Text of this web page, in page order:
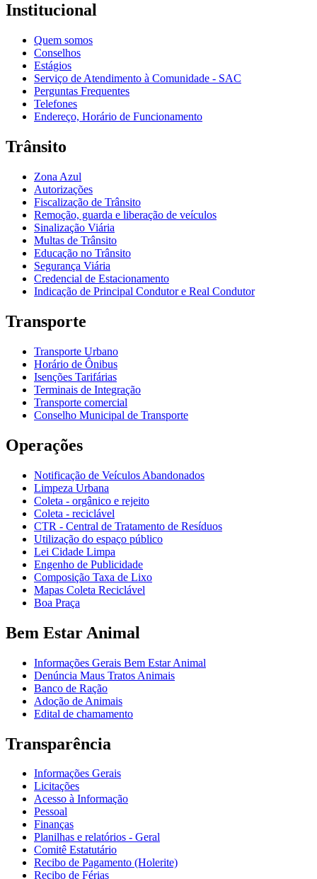
Institucional
Quem somos
Conselhos
Estágios
Serviço de Atendimento à Comunidade - SAC
Perguntas Frequentes
Telefones
Endereço, Horário de Funcionamento
Trânsito
Zona Azul
Autorizações
Fiscalização de Trânsito
Remoção, guarda e liberação de veículos
Sinalização Viária
Multas de Trânsito
Educação no Trânsito
Segurança Viária
Credencial de Estacionamento
Indicação de Principal Condutor e Real Condutor
Transporte
Transporte Urbano
Horário de Ônibus
Isenções Tarifárias
Terminais de Integração
Transporte comercial
Conselho Municipal de Transporte
Operações
Notificação de Veículos Abandonados
Limpeza Urbana
Coleta - orgânico e rejeito
Coleta - reciclável
CTR - Central de Tratamento de Resíduos
Utilização do espaço público
Lei Cidade Limpa
Engenho de Publicidade
Composição Taxa de Lixo
Mapas Coleta Reciclável
Boa Praça
Bem Estar Animal
Informações Gerais Bem Estar Animal
Denúncia Maus Tratos Animais
Banco de Ração
Adoção de Animais
Edital de chamamento
Transparência
Informações Gerais
Licitações
Acesso à Informação
Pessoal
Finanças
Planilhas e relatórios - Geral
Comitê Estatutário
Recibo de Pagamento (Holerite)
Recibo de Férias